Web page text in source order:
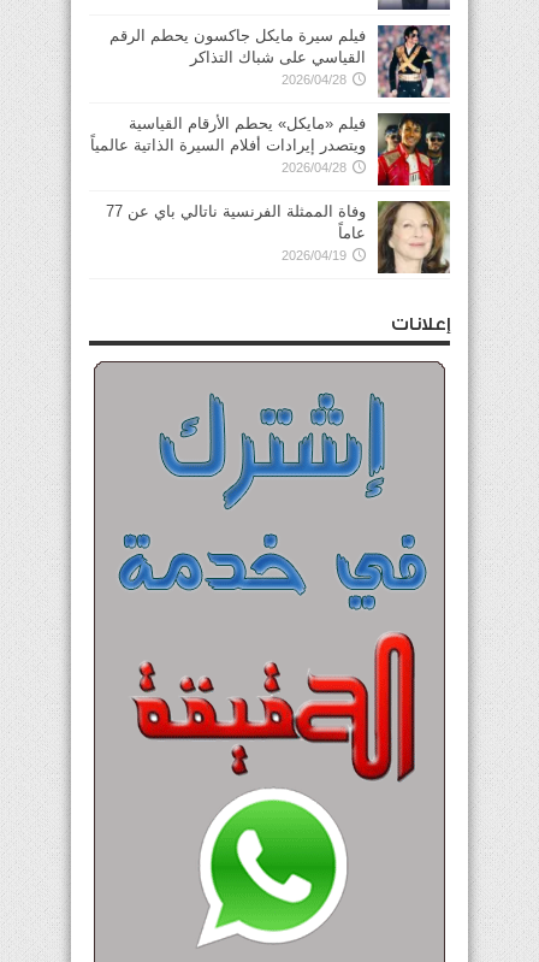
فيلم سيرة مايكل جاكسون يحطم الرقم
القياسي على شباك التذاكر
2026/04/28
فيلم «مايكل» يحطم الأرقام القياسية
ويتصدر إيرادات أفلام السيرة الذاتية عالمياً
2026/04/28
وفاة الممثلة الفرنسية ناتالي باي عن 77
عاماً
2026/04/19
إعلانات